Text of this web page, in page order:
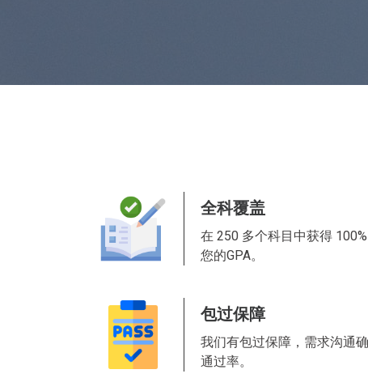
全科覆盖
在 250 多个科目中获得
您的GPA。
包过保障
我们有包过保障，需求沟通
通过率。